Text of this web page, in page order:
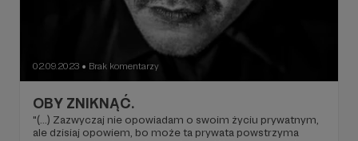
02.09.2023 ● Brak komentarzy
OBY ZNIKNĄĆ.
"(...) Zazwyczaj nie opowiadam o swoim życiu prywatnym,
ale dzisiaj opowiem, bo może ta prywata powstrzyma